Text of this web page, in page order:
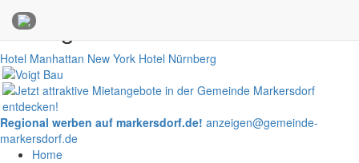
Anzeigen
Hotel Manhattan New York Hotel Nürnberg
Regional werben auf markersdorf.de! anzeigen@gemeinde-
markersdorf.de
Home